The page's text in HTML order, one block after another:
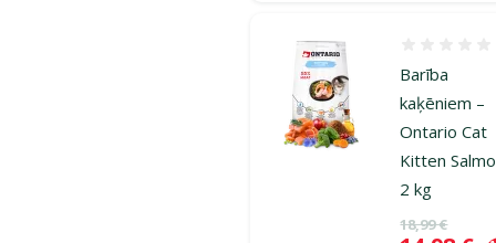
Barība
kaķēniem –
Ontario Cat
Kitten
2 kg
Oriģinālā
18,99 €